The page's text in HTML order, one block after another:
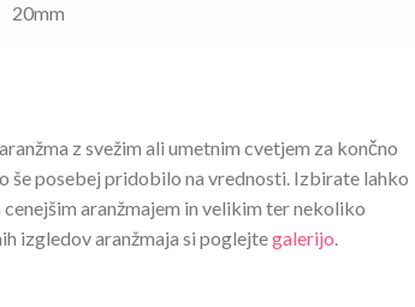
20mm
z svežim ali umetnim cvetjem za končno
še posebej pridobilo na vrednosti. Izbirate lahko
cenejšim aranžmajem in velikim ter nekoliko
izgledov aranžmaja si poglejtegalerijo